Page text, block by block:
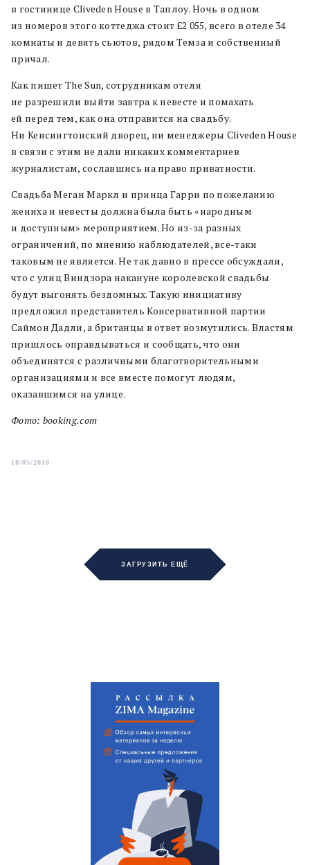
в гостинице Cliveden House в Таплоу. Ночь в одном
из номеров этого коттеджа стоит £2 055, всего в отеле 34
комнаты и девять сьютов, рядом Темза и собственный
причал.
Как пишет The Sun, сотрудникам отеля
не разрешили выйти завтра к невесте и помахать
ей перед тем, как она отправится на свадьбу.
Ни Кенсингтонский дворец, ни менеджеры Cliveden House
в связи с этим не дали никаких комментариев
журналистам, сославшись на право приватности.
Свадьба Меган Маркл и принца Гарри по пожеланию
жениха и невесты должна была быть «народным
и доступным» мероприятием. Но из-за разных
ограничений, по мнению наблюдателей, все-таки
таковым не является. Не так давно в прессе обсуждали,
что с улиц Виндзора накануне королевской свадьбы
будут выгонять бездомных. Такую инициативу
предложил представитель Консервативной партии
Саймон Дадли, а британцы в ответ возмутились. Властям
пришлось оправдываться и сообщать, что они
объединятся с различными благотворительными
организациями и все вместе помогут людям,
оказавшимся на улице.
Фото: booking.com
18/05/2018
ЗАГРУЗИТЬ ЕЩЁ